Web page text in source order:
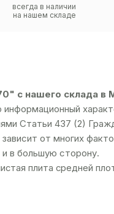
всегда в наличии
на нашем складе
нашего склада в
Статьи 437 (2)
от многих
в большую сторону.
плита средней